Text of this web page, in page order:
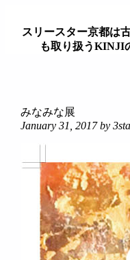
スリースター京都は
も取り扱うKINJI
займ на карту онлайн
みなみな展
January 31, 2017 by